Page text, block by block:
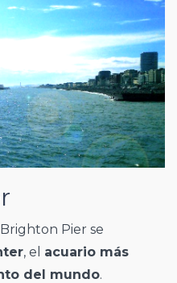
Pier se
, el acuario más
del mundo.